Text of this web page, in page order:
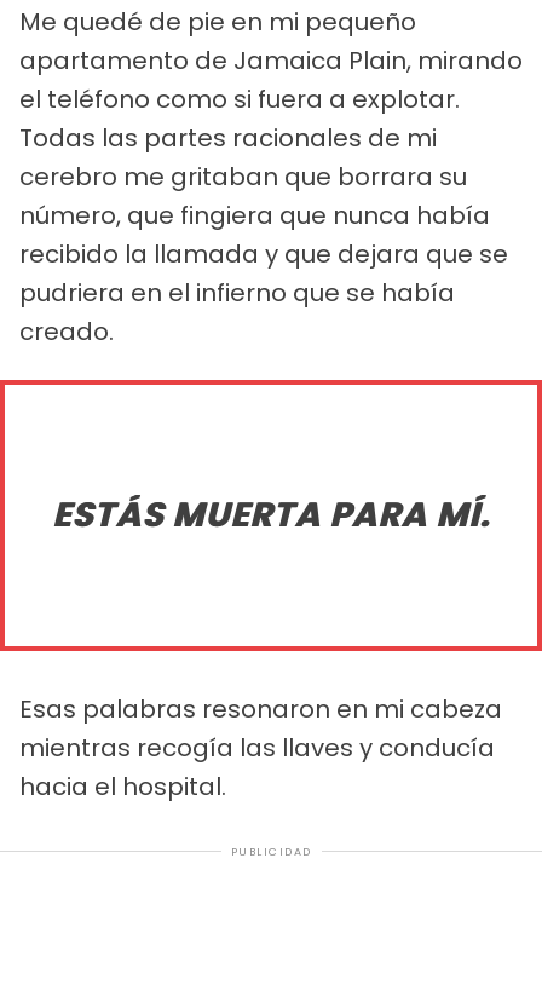
Me quedé de pie en mi pequeño
apartamento de Jamaica Plain, mirando
el teléfono como si fuera a explotar.
Todas las partes racionales de mi
cerebro me gritaban que borrara su
número, que fingiera que nunca había
recibido la llamada y que dejara que se
pudriera en el infierno que se había
creado.
ESTÁS MUERTA PARA MÍ.
Esas palabras resonaron en mi cabeza
mientras recogía las llaves y conducía
hacia el hospital.
PUBLICIDAD